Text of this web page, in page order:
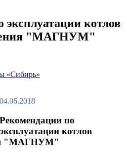
«Сибирь»
котлов
"МАГНУМ"
04.06.2018
Рекомендации по
эксплуатации котлов
"МАГНУМ"